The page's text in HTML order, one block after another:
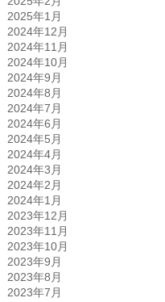
2025年1月
2024年12月
2024年11月
2024年10月
2024年9月
2024年8月
2024年7月
2024年6月
2024年5月
2024年4月
2024年3月
2024年2月
2024年1月
2023年12月
2023年11月
2023年10月
2023年9月
2023年8月
2023年7月